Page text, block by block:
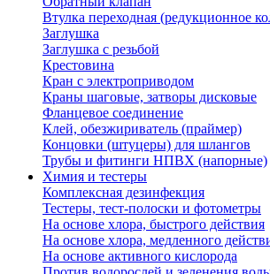
Втулка переходная (редукционное
Заглушка
Заглушка с резьбой
Крестовина
Кран с электроприводом
Краны шаговые, затворы дисковые
Фланцевое соединение
Клей, обезжириватель (праймер)
Концовки (штуцеры) для шлангов
Трубы и фитинги НПВХ (напорные)
Химия и тестеры
Комплексная дезинфекция
Тестеры, тест-полоски и фотометры
На основе хлора, быстрого действия
На основе хлора, медленного
На основе активного кислорода